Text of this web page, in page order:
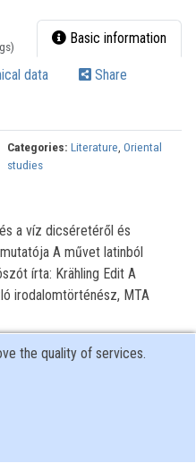
Basic information
data Share
Categories: Literature, Oriental
studies
a víz dicséretéről és
A művet latinból
írta: Krähling Edit A
irodalomtörténész, MTA
the quality of services.